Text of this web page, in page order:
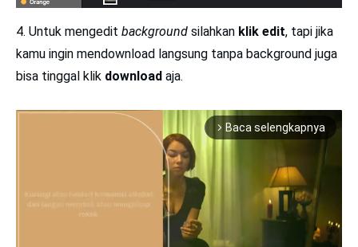
4. Untuk mengedit background silahkan klik edit, tapi jika
kamu ingin mendownload langsung tanpa background juga
bisa tinggal klik download aja.
arrow_forward_ios Baca selengkapnya